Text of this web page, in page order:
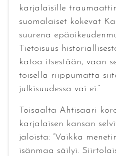
karjalaisille
suomalaiset kokevat
suurena
Tietoisuus
katoa itsestään, vaan
toisella riippumatta
julkisuudessa vai ei.”
Toisaalta Ahtisaari
karjalaisen kansan
jaloista: ”Vaikka
isänmaa säilyi.